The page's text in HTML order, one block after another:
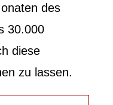
des
30.000
diese
zu lassen.